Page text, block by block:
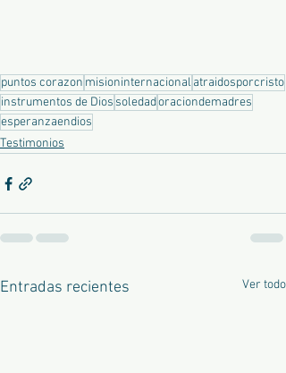
puntos corazon misioninternacional atraidosporcristo
instrumentos de Dios soledadoraciondemadres
esperanzaendios
Testimonios
Entradas recientes Ver todo